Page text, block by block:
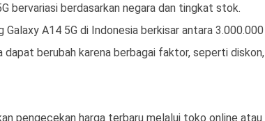
bervariasi berdasarkan negara dan tingkat stok.
Galaxy A14 5G di Indonesia berkisar antara 3.000.000
dapat berubah karena berbagai faktor, seperti diskon,
pengecekan harga terbaru melalui toko online atau